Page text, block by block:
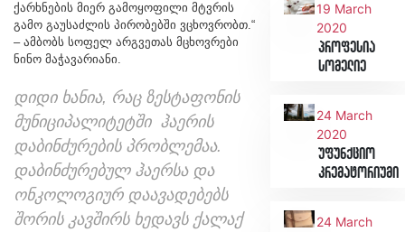
ქარხნების მიერ გამოყოფილი მტვრის
გამო გაუსაძლის პირობებში ვცხოვრობთ.“
– ამბობს სოფელ არგვეთას მცხოვრები
ნინო მაჭავარიანი.
დიდი ხანია, რაც ზესტაფონის
მუნიციპალიტეტში ჰაერის
დაბინძურების პრობლემაა.
დაბინძურებულ ჰაერსა და
ონკოლოგიურ დაავადებებს
შორის კავშირს ხედავს ქალაქ
19 March
2020
პროფესია
სომელიე
24 March
2020
უფუნქციო
კრემატორიუმი
24 March